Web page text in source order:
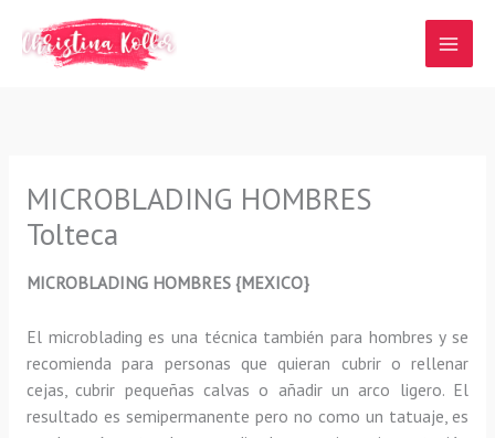
contenido
MICROBLADING HOMBRES
Tolteca
MICROBLADING HOMBRES {MEXICO}
El microblading es una técnica también para hombres y se
recomienda para personas que quieran cubrir o rellenar
cejas, cubrir pequeñas calvas o añadir un arco ligero.El
resultado es semipermanente pero no como un tatuaje, es